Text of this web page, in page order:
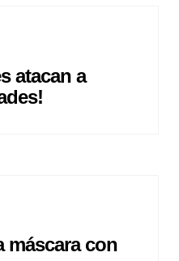
atacan a
máscara con